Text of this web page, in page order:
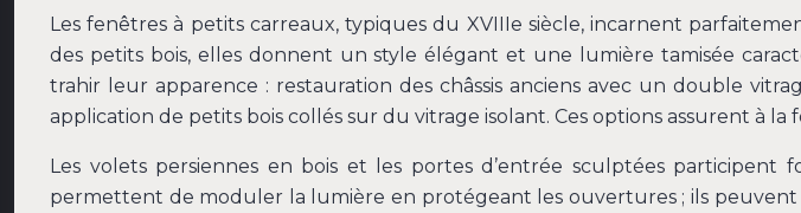
Les fenêtres à petits carreaux, typiques du XVIIIe siècle, incarnent
des petits bois, elles donnent un style élégant et une lumière tamisée
trahir leur apparence : restauration des châssis anciens avec un double
application de petits bois collés sur du vitrage isolant. Ces options assurent à
Les volets persiennes en bois et les portes d’entrée sculptées participent
permettent de moduler la lumière en protégeant les ouvertures ; ils peuvent